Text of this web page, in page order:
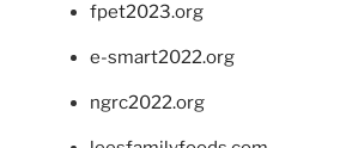
fpet2023.org
e-smart2022.org
ngrc2022.org